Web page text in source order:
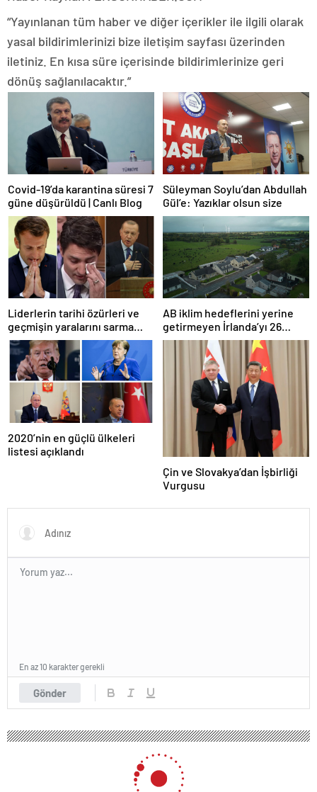
“Yayınlanan tüm haber ve diğer içerikler ile ilgili olarak
yasal bildirimlerinizi bize iletişim sayfası üzerinden
iletiniz. En kısa süre içerisinde bildirimlerinize geri
dönüş sağlanılacaktır.”
Covid-19’da karantina süresi 7
güne düşürüldü | Canlı Blog
Süleyman Soylu’dan Abdullah
Gül’e: Yazıklar olsun size
Liderlerin tarihi özürleri ve
geçmişin yaralarını sarma
çabaları
AB iklim hedeflerini yerine
getirmeyen İrlanda’yı 26
milyar euroluk ceza bekliyor
2020’nin en güçlü ülkeleri
listesi açıklandı
Çin ve Slovakya’dan İşbirliği
Vurgusu
Gönder
En az 10 karakter gerekli